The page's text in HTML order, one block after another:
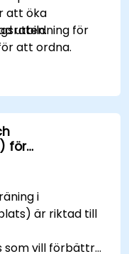
att öka
utbildning för
att ordna.
för
i
är riktad till
som vill förbättra